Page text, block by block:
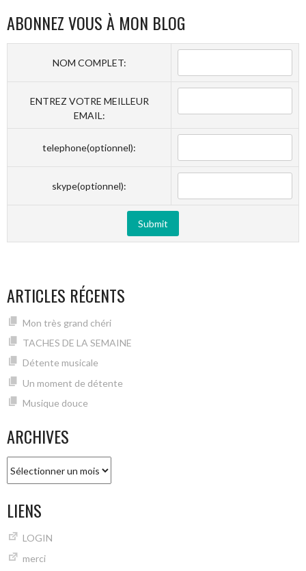
ABONNEZ VOUS À MON BLOG
NOM COMPLET:
ENTREZ VOTRE MEILLEUR
EMAIL:
telephone(optionnel):
skype(optionnel):
ARTICLES RÉCENTS
Mon très grand chéri
TACHES DE LA SEMAINE
Détente musicale
Un moment de détente
Musique douce
ARCHIVES
LIENS
LOGIN
merci